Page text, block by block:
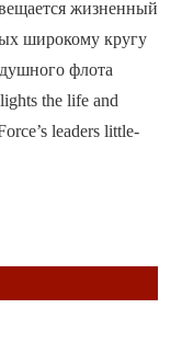
жизненный
широкому кругу
флота
the life and
leaders little-